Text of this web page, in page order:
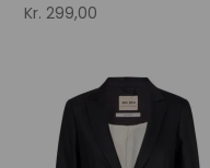
Kr. 299,00